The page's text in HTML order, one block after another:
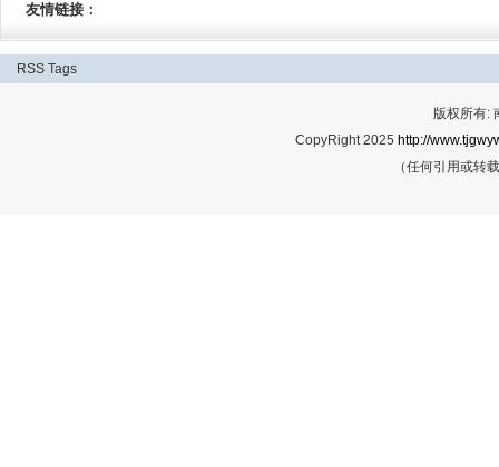
友情链接：
RSS Tags
版权所有:
CopyRight 2025 http://
（任何引用或转